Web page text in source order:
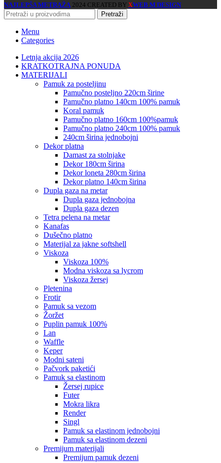
NAJLEPŠA METRAŽA 2024 CREATED BY XWEB M DESIGN
Pretraži
Menu
Categories
Letnja akcija 2026
KRATKOTRAJNA PONUDA
MATERIJALI
pamuk za posteljinu
pamučno posteljno 220cm širine
pamučno platno 140cm 100% pamuk
koral pamuk
pamučno platno 160cm 100%pamuk
pamučno platno 240cm 100% pamuk
240cm širina jednobojni
dekor platna
damast za stolnjake
dekor 180cm širina
dekor loneta 280cm širina
dekor platno 140cm širina
dupla gaza na metar
dupla gaza jednobojna
dupla gaza dezen
tetra pelena na metar
kanafas
dušečno platno
materijal za jakne softshell
viskoza
viskoza 100%
modna viskoza sa lycrom
viskoza žersej
pletenina
frotir
pamuk sa vezom
žoržet
puplin pamuk 100%
lan
waffle
keper
modni sateni
pačvork paketići
pamuk sa elastinom
žersej rupice
futer
mokra likra
render
singl
pamuk sa elastinom jednobojni
pamuk sa elastinom dezeni
premijum materijali
premijum pamuk dezeni